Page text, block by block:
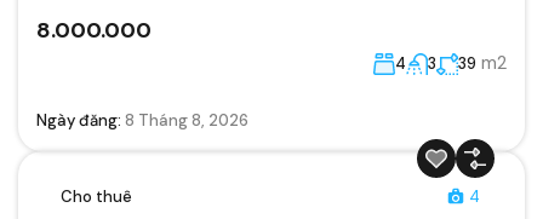
8.000.000
4 3 39 m2
Ngày đăng: 8 Tháng 8, 2026
Cho thuê 4